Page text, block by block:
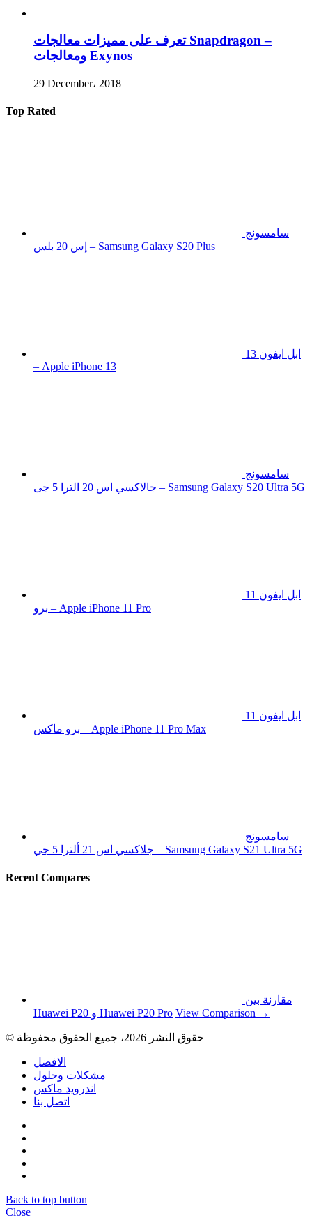
تعرف على مميزات معالجات Snapdragon –
ومعالجات Exynos
29 December، 2018
Top Rated
سامسونج
إس 20 بلس – Samsung Galaxy S20 Plus
ابل ايفون 13
– Apple iPhone 13
سامسونج
جالاكسي اس 20 الترا 5 جى – Samsung Galaxy S20 Ultra 5G
ابل ايفون 11
برو – Apple iPhone 11 Pro
ابل ايفون 11
برو ماكس – Apple iPhone 11 Pro Max
سامسونج
جلاكسي اس 21 ألترا 5 جي – Samsung Galaxy S21 Ultra 5G
Recent Compares
مقارنة بين
Huawei P20 و Huawei P20 Pro View Comparison →
الافضل
مشكلات وحلول
اندرويد ماكس
اتصل بنا
Back to top button
Close